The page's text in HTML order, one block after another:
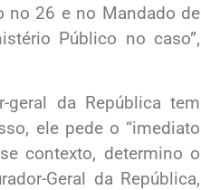
no 26 e no Mandado de
Público no caso”,
geral da República tem
ele pede o “imediato
contexto, determino o
Geral da República,